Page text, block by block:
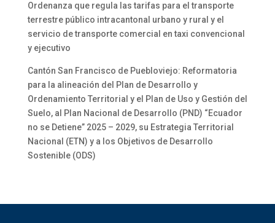
Ordenanza que regula las tarifas para el transporte
terrestre público intracantonal urbano y rural y el
servicio de transporte comercial en taxi convencional
y ejecutivo
Cantón San Francisco de Puebloviejo: Reformatoria
para la alineación del Plan de Desarrollo y
Ordenamiento Territorial y el Plan de Uso y Gestión del
Suelo, al Plan Nacional de Desarrollo (PND) “Ecuador
no se Detiene” 2025 – 2029, su Estrategia Territorial
Nacional (ETN) y a los Objetivos de Desarrollo
Sostenible (ODS)